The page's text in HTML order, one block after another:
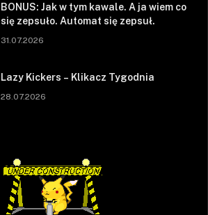
BONUS: Jak w tym kawale. A ja wiem co
się zepsuło. Automat się zepsuł.
31.07.2026
Lazy Kickers – Klikacz Tygodnia
28.07.2026